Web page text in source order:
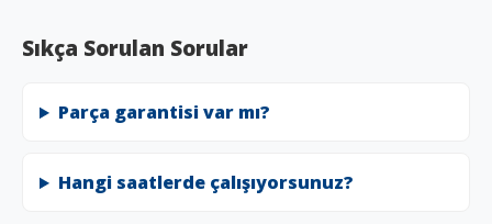
Sıkça Sorulan Sorular
Parça garantisi var mı?
Hangi saatlerde çalışıyorsunuz?